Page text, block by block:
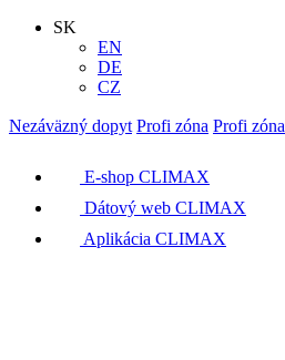
SK
EN
DE
CZ
Nezáväzný dopyt Profi zóna Profi zóna
E-shop CLIMAX
Dátový web CLIMAX
Aplikácia CLIMAX